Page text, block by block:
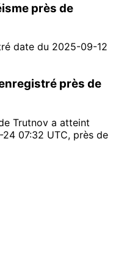
près de
date du 2025-09-12
près de
Trutnov a atteint
07:32 UTC, près de